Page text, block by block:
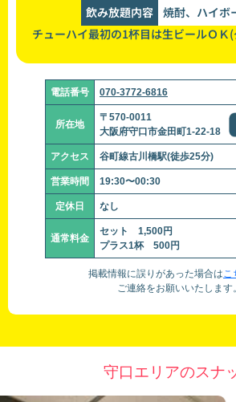
飲み放題内容 焼酎、ハイボ
チューハイ最初の1杯目は生ビールＯＫ
電話番号 070-3772-6816
所在地
〒570-0011
大阪府守口市金田町1-22-18
アクセス 谷町線古川橋駅(徒歩25分)
営業時間 19:30〜00:30
定休日 なし
通常料金
セット 1,500円
プラス1杯 500円
掲載情報に誤りがあった場合はこ
ご連絡をお願いいたします。
守口エリアのスナ